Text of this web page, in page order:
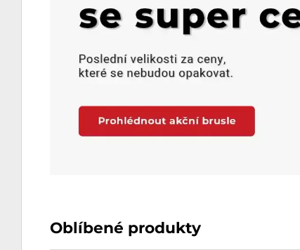
Oblíbené produkty